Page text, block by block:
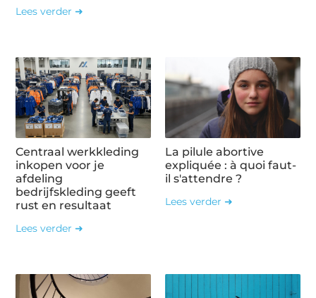
Lees verder ➜
Centraal werkkleding
inkopen voor je
afdeling
bedrijfskleding geeft
rust en resultaat
Lees verder ➜
La pilule abortive
expliquée : à quoi faut-
il s'attendre ?
Lees verder ➜